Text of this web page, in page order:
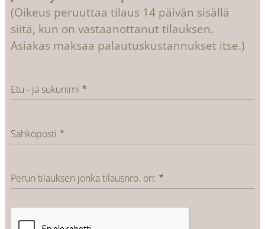
(Oikeus peruuttaa tilaus 14 päivän sisällä
siitä, kun on vastaanottanut tilauksen.
Asiakas maksaa palautuskustannukset itse.)
Etu - ja sukunimi
Sähköposti
Perun tilauksen jonka tilausnro. on: